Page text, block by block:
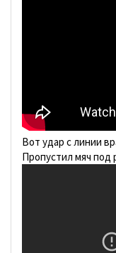
Вот удар с линии
Пропустил мяч под